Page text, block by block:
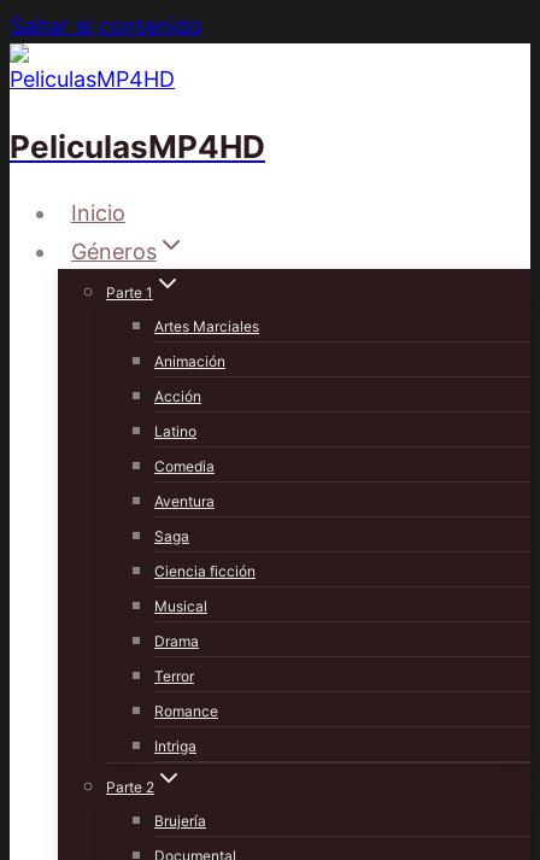
Saltar al contenido
PeliculasMP4HD
Inicio
Géneros
Parte 1
Artes Marciales
Animación
Acción
Latino
Comedia
Aventura
Saga
Ciencia ficción
Musical
Drama
Terror
Romance
Intriga
Parte 2
Brujería
Documental